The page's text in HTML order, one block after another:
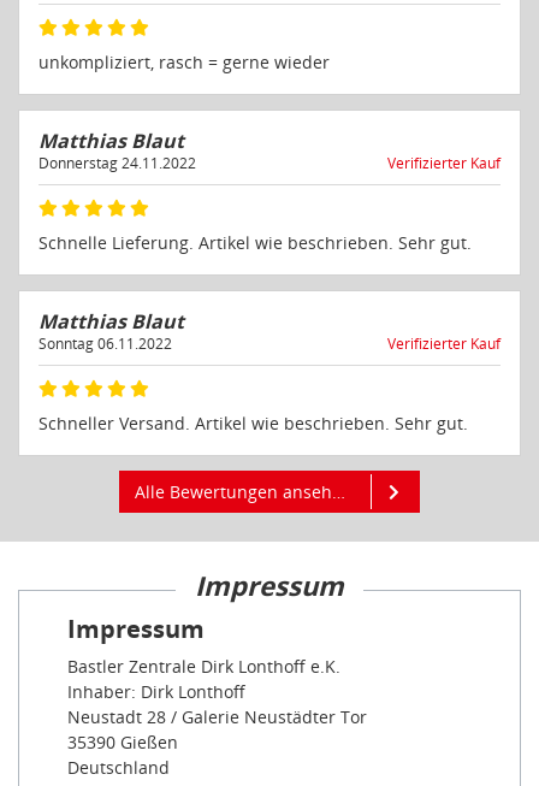
unkompliziert, rasch = gerne wieder
Matthias Blaut
Donnerstag 24.11.2022 Verifizierter Kauf
Schnelle Lieferung. Artikel wie beschrieben. Sehr gut.
Matthias Blaut
Sonntag 06.11.2022 Verifizierter Kauf
Schneller Versand. Artikel wie beschrieben. Sehr gut.
Alle Bewertungen ansehen
Impressum
Impressum
Bastler Zentrale Dirk Lonthoff e.K.
Inhaber: Dirk Lonthoff
Neustadt 28 / Galerie Neustädter Tor
35390 Gießen
Deutschland